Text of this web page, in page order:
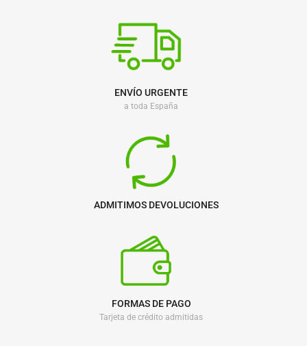
ENVÍO URGENTE
a toda España
ADMITIMOS DEVOLUCIONES
FORMAS DE PAGO
Tarjeta de crédito admitidas